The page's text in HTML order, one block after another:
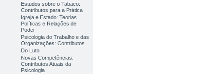
Estudos sobre o Tabaco:
Contributos para a Prática
Igreja e Estado: Teorias
Políticas e Relações de
Poder
Psicologia do Trabalho e das
Organizações: Contributos
Do Luto
Novas Competências:
Contributos Atuais da
Psicologia